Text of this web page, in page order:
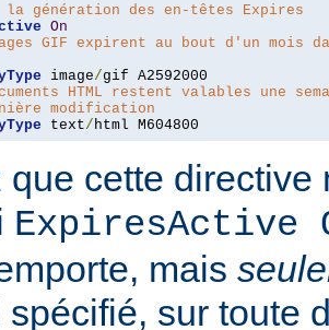
génération des en-têtes Expires
On
GIF expirent au bout d'un mois
image/
HTML restent valables une
modification
text/ html M604800
que cette directive
ExpiresActive
mais
spécifié, sur toute